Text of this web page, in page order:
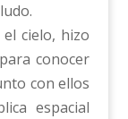
cielo, hizo
conocer
con ellos
espacial